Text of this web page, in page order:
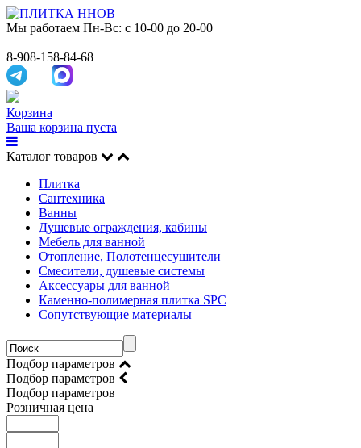
Мы работаем Пн-Вс: с 10-00 до 20-00
8-908-158-84-68
Корзина
Ваша корзина пуста
Каталог товаров
Плитка
Сантехника
Ванны
Душевые ограждения, кабины
Мебель для ванной
Отопление, Полотенцесушители
Смесители, душевые системы
Аксессуары для ванной
Каменно-полимерная плитка SPC
Сопутствующие материалы
Подбор параметров
Подбор параметров
Подбор параметров
Розничная цена